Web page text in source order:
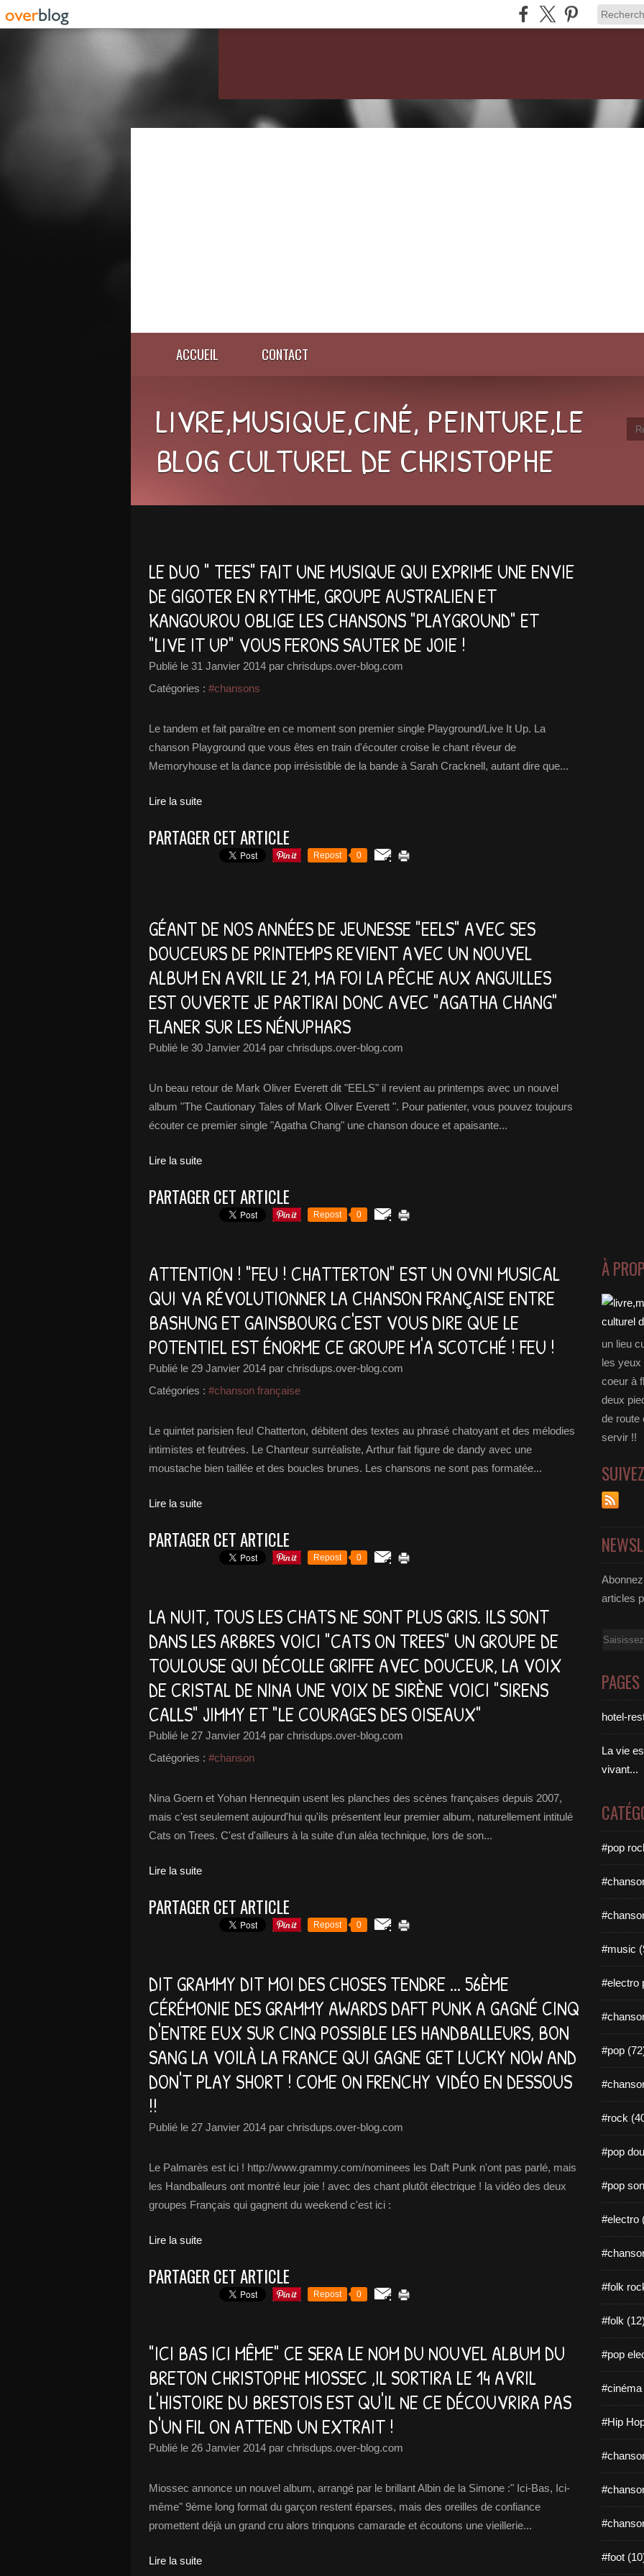
ACCUEIL CONTACT
LIVRE,MUSIQUE,CINÉ, PEINTURE,LE
BLOG CULTUREL DE CHRISTOPHE
LE DUO " TEES" FAIT UNE MUSIQUE QUI EXPRIME UNE ENVIE
DE GIGOTER EN RYTHME, GROUPE AUSTRALIEN ET
KANGOUROU OBLIGE LES CHANSONS "PLAYGROUND" ET
"LIVE IT UP" VOUS FERONS SAUTER DE JOIE !
Publié le 31 Janvier 2014 par chrisdups.over-blog.com
Catégories : #chansons
Le tandem et fait paraître en ce moment son premier single Playground/Live It Up. La
chanson Playground que vous êtes en train d'écouter croise le chant rêveur de
Memoryhouse et la dance pop irrésistible de la bande à Sarah Cracknell, autant dire que...
Lire la suite
PARTAGER CET ARTICLE
Repost 0
GÉANT DE NOS ANNÉES DE JEUNESSE "EELS" AVEC SES
DOUCEURS DE PRINTEMPS REVIENT AVEC UN NOUVEL
ALBUM EN AVRIL LE 21, MA FOI LA PÊCHE AUX ANGUILLES
EST OUVERTE JE PARTIRAI DONC AVEC "AGATHA CHANG"
FLANER SUR LES NÉNUPHARS
Publié le 30 Janvier 2014 par chrisdups.over-blog.com
Un beau retour de Mark Oliver Everett dit "EELS" il revient au printemps avec un nouvel
album "The Cautionary Tales of Mark Oliver Everett ". Pour patienter, vous pouvez toujours
écouter ce premier single "Agatha Chang" une chanson douce et apaisante...
Lire la suite
PARTAGER CET ARTICLE
Repost 0
ATTENTION ! "FEU ! CHATTERTON" EST UN OVNI MUSICAL
QUI VA RÉVOLUTIONNER LA CHANSON FRANÇAISE ENTRE
BASHUNG ET GAINSBOURG C'EST VOUS DIRE QUE LE
POTENTIEL EST ÉNORME CE GROUPE M'A SCOTCHÉ ! FEU !
Publié le 29 Janvier 2014 par chrisdups.over-blog.com
Catégories : #chanson française
Le quintet parisien feu! Chatterton, débitent des textes au phrasé chatoyant et des mélodies
intimistes et feutrées. Le Chanteur surréaliste, Arthur fait figure de dandy avec une
moustache bien taillée et des boucles brunes. Les chansons ne sont pas formatée...
Lire la suite
PARTAGER CET ARTICLE
Repost 0
LA NUIT, TOUS LES CHATS NE SONT PLUS GRIS. ILS SONT
DANS LES ARBRES VOICI "CATS ON TREES" UN GROUPE DE
TOULOUSE QUI DÉCOLLE GRIFFE AVEC DOUCEUR, LA VOIX
DE CRISTAL DE NINA UNE VOIX DE SIRÈNE VOICI "SIRENS
CALLS" JIMMY ET "LE COURAGES DES OISEAUX"
Publié le 27 Janvier 2014 par chrisdups.over-blog.com
Catégories : #chanson
Nina Goern et Yohan Hennequin usent les planches des scènes françaises depuis 2007,
mais c'est seulement aujourd'hui qu'ils présentent leur premier album, naturellement intitulé
Cats on Trees. C'est d'ailleurs à la suite d'un aléa technique, lors de son...
Lire la suite
PARTAGER CET ARTICLE
Repost 0
DIT GRAMMY DIT MOI DES CHOSES TENDRE ... 56ÈME
CÉRÉMONIE DES GRAMMY AWARDS DAFT PUNK A GAGNÉ CINQ
D'ENTRE EUX SUR CINQ POSSIBLE LES HANDBALLEURS, BON
SANG LA VOILÀ LA FRANCE QUI GAGNE GET LUCKY NOW AND
DON'T PLAY SHORT ! COME ON FRENCHY VIDÉO EN DESSOUS
!!
Publié le 27 Janvier 2014 par chrisdups.over-blog.com
Le Palmarès est ici ! http://www.grammy.com/nominees les Daft Punk n'ont pas parlé, mais
les Handballeurs ont montré leur joie ! avec des chant plutôt électrique ! la vidéo des deux
groupes Français qui gagnent du weekend c'est ici :
Lire la suite
PARTAGER CET ARTICLE
Repost 0
"ICI BAS ICI MÊME" CE SERA LE NOM DU NOUVEL ALBUM DU
BRETON CHRISTOPHE MIOSSEC ,IL SORTIRA LE 14 AVRIL
L'HISTOIRE DU BRESTOIS EST QU'IL NE CE DÉCOUVRIRA PAS
D'UN FIL ON ATTEND UN EXTRAIT !
Publié le 26 Janvier 2014 par chrisdups.over-blog.com
Miossec annonce un nouvel album, arrangé par le brillant Albin de la Simone :" Ici-Bas, Ici-
même" 9ème long format du garçon restent éparses, mais des oreilles de confiance
promettent déjà un grand cru alors trinquons camarade et écoutons une vieillerie...
Lire la suite
À
un lieu
les yeux
coeur à
deux
de route
servir !!
articles
Email
PAGES
hotel-
La vie
vivant...
#pop
#music
#electro
#pop
#rock
#pop
#pop
#electro
#folk
#folk
#pop
#cinéma
#Hip
#foot